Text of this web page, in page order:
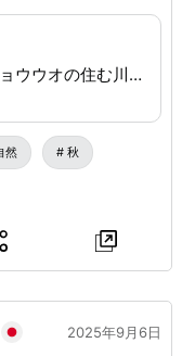
/TEL 0268-88-
赤倉の森オートキャンプ場 – サンショウウオの住む川のせせらぎを聞きながら森の中でアウトドアライフ
然 秋
2025年9月6日